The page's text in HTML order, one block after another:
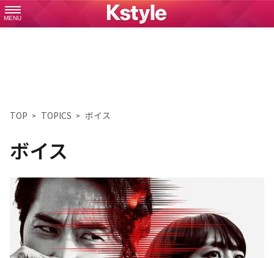
MENU
TOP TOPICS ボイス
ボイス